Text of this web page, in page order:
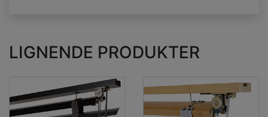
LIGNENDE PRODUKTER